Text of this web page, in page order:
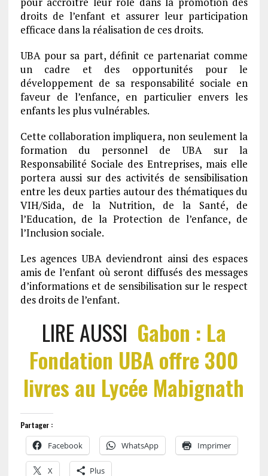
droits de l’enfant et assurer leur participation
efficace dans la réalisation de ces droits.
UBA pour sa part, définit ce partenariat comme
un cadre et des opportunités pour le
développement de sa responsabilité sociale en
faveur de l’enfance, en particulier envers les
enfants les plus vulnérables.
Cette collaboration impliquera, non seulement la
formation du personnel de UBA sur la
Responsabilité Sociale des Entreprises, mais elle
portera aussi sur des activités de sensibilisation
entre les deux parties autour des thématiques du
VIH/Sida, de la Nutrition, de la Santé, de
l’Education, de la Protection de l’enfance, de
l’Inclusion sociale.
Les agences UBA deviendront ainsi des espaces
amis de l’enfant où seront diffusés des messages
d’informations et de sensibilisation sur le respect
des droits de l’enfant.
LIRE AUSSI Gabon : La
Fondation UBA offre 300
livres au Lycée Mabignath
Partager :
Facebook WhatsApp Imprimer
X Plus